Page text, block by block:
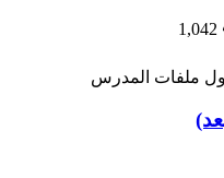
ملفات المدرس